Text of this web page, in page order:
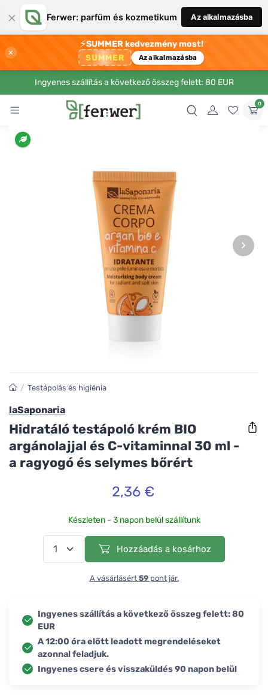
× Ferwer: parfüm és kozmetikum Az alkalmazásba
×
⚡SUMMER kedvezmény most!
SUMMER Az alkalmazásba
Ingyenes szállítás a következő összeg felett: 80 EUR
0
›
/ Testápolás és higiénia
laSaponaria
Hidratáló testápoló krém BIO
argánolajjal és C-vitaminnal 30 ml -
a ragyogó és selymes bőrért
2,36 €
Készleten - 3 napon belül szállítunk
Hozzáadás a kosárhoz
A vásárlásért 59pont jár.
Ingyenes szállítás a következő összeg felett: 80
EUR
A 12:00 óra előtt leadott megrendeléseket
azonnal feladjuk.
Ingyenes csere és visszaküldés 90 napon belül